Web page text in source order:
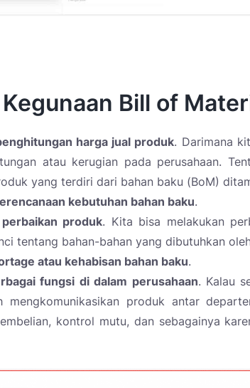
Bill of
harga jual produk. Darimana
atau kerugian pada perusahaan.
yang terdiri dari bahan baku (BoM)
kebutuhan bahan baku.
produk. Kita bisa melakukan
tentang bahan-bahan yang dibutuhkan
atau kehabisan bahan baku.
fungsi di dalam perusahaan. Kalau
mengkomunikasikan produk antar
kontrol mutu, dan sebagainya